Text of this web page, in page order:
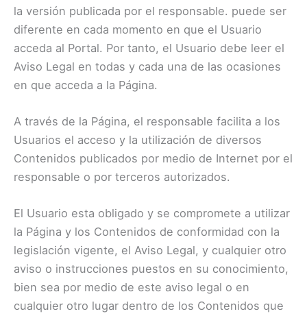
la versión publicada por el responsable. puede ser
diferente en cada momento en que el Usuario
acceda al Portal. Por tanto, el Usuario debe leer el
Aviso Legal en todas y cada una de las ocasiones
en que acceda a la Página.
A través de la Página, el responsable facilita a los
Usuarios el acceso y la utilización de diversos
Contenidos publicados por medio de Internet por el
responsable o por terceros autorizados.
El Usuario esta obligado y se compromete a utilizar
la Página y los Contenidos de conformidad con la
legislación vigente, el Aviso Legal, y cualquier otro
aviso o instrucciones puestos en su conocimiento,
bien sea por medio de este aviso legal o en
cualquier otro lugar dentro de los Contenidos que